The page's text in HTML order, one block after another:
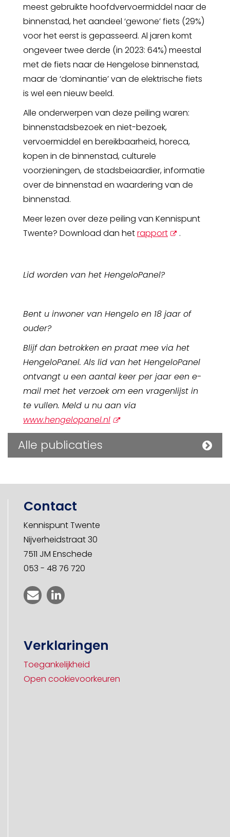
meest gebruikte hoofdvervoermiddel naar de
binnenstad, het aandeel ‘gewone’ fiets (29%)
voor het eerst is gepasseerd. Al jaren komt
ongeveer twee derde (in 2023: 64%) meestal
met de fiets naar de Hengelose binnenstad,
maar de ‘dominantie’ van de elektrische fiets
is wel een nieuw beeld.
Alle onderwerpen van deze peiling waren:
binnenstadsbezoek en niet-bezoek,
vervoermiddel en bereikbaarheid, horeca,
kopen in de binnenstad, culturele
voorzieningen, de stadsbeiaardier, informatie
over de binnenstad en waardering van de
binnenstad.
Meer lezen over deze peiling van Kennispunt
Twente? Download dan hetrapportopent
.
Lid worden van het HengeloPanel?
Bent u inwoner van Hengelo en 18 jaar of
ouder?
Blijf dan betrokken en praat mee via het
HengeloPanel. Als lid van het HengeloPanel
ontvangt u een aantal keer per jaar een e-
mail met het verzoek om een vragenlijst in
te vullen. Meld u nu aan via
www.hengelopanel.nlopent
nieuw
Alle publicaties
Contact
Kennispunt Twente
Nijverheidstraat 30
7511 JM Enschede
053 - 48 76 720
Verklaringen
Toegankelijkheid
Open cookievoorkeuren